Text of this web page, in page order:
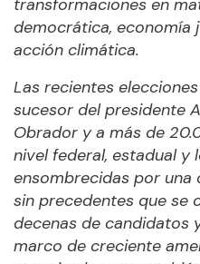
transformaciones en
democrática, economía
acción climática.
Las recientes
sucesor del presidente
Obrador y a más de
nivel federal, estadual y
ensombrecidas por una
sin precedentes que se
decenas de candidatos
marco de creciente